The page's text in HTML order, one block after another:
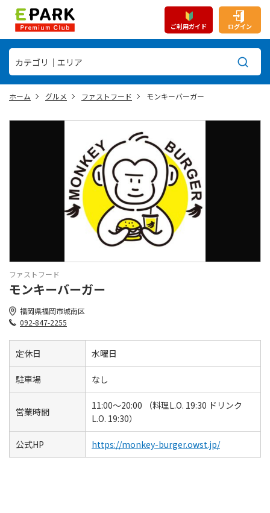
ご利用ガイド ログイン
ホーム グルメ ファストフード モンキーバーガー
ファストフード
モンキーバーガー
福岡県福岡市城南区
092-847-2255
定休日 水曜日
駐車場 なし
営業時間
11:00～20:00 （料理L.O. 19:30 ドリンク
L.O. 19:30）
公式HP https://monkey-burger.owst.jp/